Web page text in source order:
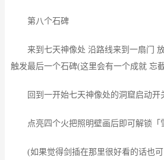
第八个石碑
来到七天神像处 沿路线来到一扇门 放
触发最后一个石碑(这里会有一个成就 忘
回到一开始七天神像处的洞窟启动开
点亮四个火把照明壁画后即可解锁「
(如果觉得剑插在那里很好看的话也可